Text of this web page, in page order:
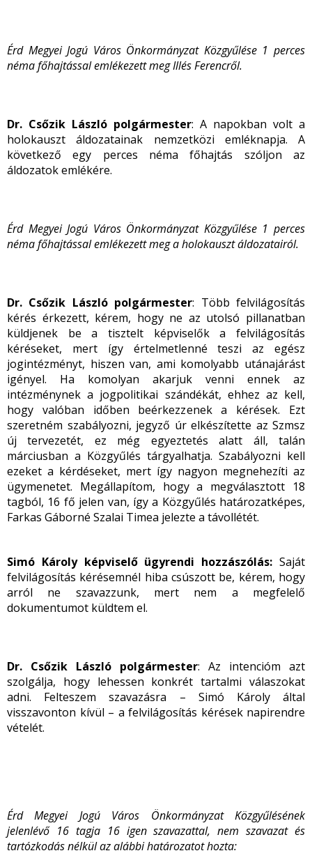
Érd Megyei Jogú Város Önkormányzat Közgyűlése 1 perces
néma főhajtással emlékezett meg Illés Ferencről.
Dr. Csőzik László polgármester: A napokban volt a
holokauszt áldozatainak nemzetközi emléknapja. A
következő egy perces néma főhajtás szóljon az
áldozatok emlékére.
Érd Megyei Jogú Város Önkormányzat Közgyűlése 1 perces
néma főhajtással emlékezett meg a holokauszt áldozatairól.
Dr. Csőzik László polgármester: Több felvilágosítás
kérés érkezett, kérem, hogy ne az utolsó pillanatban
küldjenek be a tisztelt képviselők a felvilágosítás
kéréseket, mert így értelmetlenné teszi az egész
jogintézményt, hiszen van, ami komolyabb utánajárást
igényel. Ha komolyan akarjuk venni ennek az
intézménynek a jogpolitikai szándékát, ehhez az kell,
hogy valóban időben beérkezzenek a kérések. Ezt
szeretném szabályozni, jegyző úr elkészítette az Szmsz
új tervezetét, ez még egyeztetés alatt áll, talán
márciusban a Közgyűlés tárgyalhatja. Szabályozni kell
ezeket a kérdéseket, mert így nagyon megnehezíti az
ügymenetet. Megállapítom, hogy a megválasztott 18
tagból, 16 fő jelen van, így a Közgyűlés határozatképes,
Farkas Gáborné Szalai Timea jelezte a távollétét.
Simó Károly képviselő ügyrendi hozzászólás: Saját
felvilágosítás kérésemnél hiba csúszott be, kérem, hogy
arról ne szavazzunk, mert nem a megfelelő
dokumentumot küldtem el.
Dr. Csőzik László polgármester: Az intencióm azt
szolgálja, hogy lehessen konkrét tartalmi válaszokat
adni. Felteszem szavazásra – Simó Károly által
visszavonton kívül – a felvilágosítás kérések napirendre
vételét.
Érd Megyei Jogú Város Önkormányzat Közgyűlésének
jelenlévő 16 tagja 16 igen szavazattal, nem szavazat és
tartózkodás nélkül az alábbihatározatot hozta: